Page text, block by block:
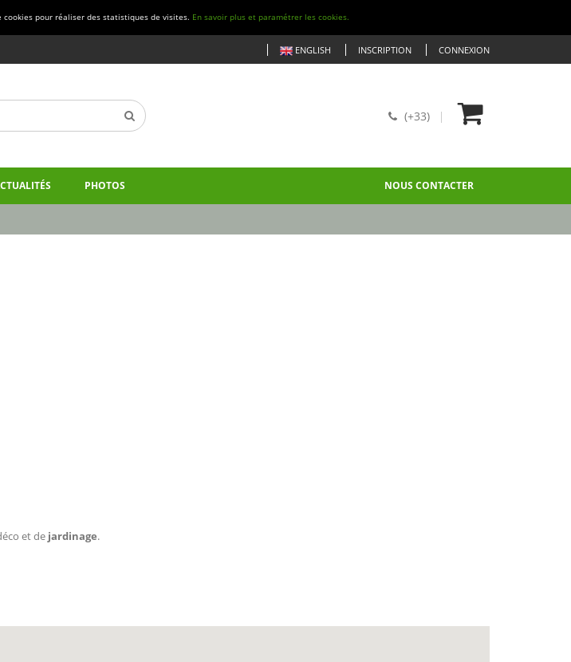
pour réaliser des statistiques de visites. En savoir plus et paramétrer les cookies.
ENGLISH INSCRIPTION CONNEXION
(+33)
PHOTOS NOUS CONTACTER
et de jardinage.